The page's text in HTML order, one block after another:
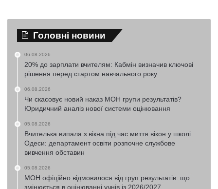
Головні новини
06.08.2026
20% до зарплати вчителям: Кабмін визначив ключові
рішення перед стартом навчального року
06.08.2026
Чи скасовує новий наказ МОН групи результатів?
Юридичний аналіз нової системи оцінювання
05.08.2026
Вчителька випала з вікна під час миття вікон у школі
Одеси: департамент освіти розпочне службове
вивчення обставин
05.08.2026
МОН офіційно відмовилося від груп результатів: що
змінюється в оцінюванні учнів із 2026/2027